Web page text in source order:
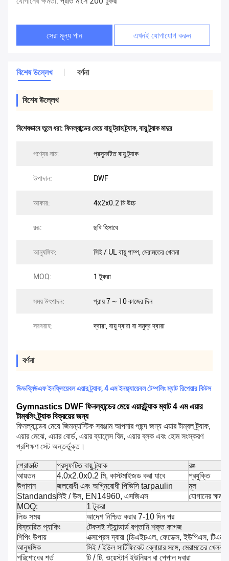
সেরা মূল্য পান এখনই যোগাযোগ করুন
বিশেষ উল্লেখ বর্ণনা
বিশেষ উল্লেখ
বিশেষভাবে তুলে ধরা: ফিনল্যান্ডের মেয়ে বায়ু ট্রাম ট্র্যাক,বায়ু ট্র্যাক মাদুর
পণ্যের নাম: প্রস্ফুটিত বায়ু ট্র্যাক
উপাদান: DWF
আকার: 4x2x0.2 মি উচ্চ
রঙ: ছবি হিসাবে
আনুষঙ্গিক: সিই / UL বায়ু পাম্প, মেরামতের খেলনা
MOQ: 1 টুকরা
সময় উৎপাদন: প্রায় 7 ~ 10 কাজের দিন
সরবরাহ: দ্বারা, বায়ু দ্বারা বা সমুদ্র দ্বারা
বর্ণনা
ডিডব্লিউএফ ইনফ্লিয়েবল এয়ার ট্র্যাক, 4 এম ইনফ্ল্যায়েবল টেম্পলিং ম্যাট রিপেয়ার কিটস
Gymnastics DWF ফিনল্যান্ডের মেয়ে এয়ারট্র্যাক ম্যাট 4 এম এয়ার
টাম্বলিং ট্র্যাক বিক্রয়ের জন্য
ফিনল্যান্ডের মেয়ে জিমন্যাস্টিক সরঞ্জাম আপনার পছন্দ জন্য এয়ার টাম্বল ট্র্যাক,
এয়ার মেঝে, এয়ার বোর্ড, এয়ার ব্যালেন্স বিম, এয়ার ব্লক এবং হোম সংস্করণ
প্রশিক্ষণ সেট অন্তর্ভুক্ত।
প্রোডাক্ট প্রস্ফুটিত বায়ু ট্র্যাক
রঙ
আয়তন
4.0x2.0x0.2 মি, কাস্টমাইজড করা যাবে
প্রযুক্তি
উপাদান
জলরোধী এবং অগ্নিরোধী পিভিসি tarpaulin
মূল
Standandsসিই / উল, EN14960, এসজিএস
যোগানের ক্ষমতা
MOQ:
1 টুকরা
লিড সময়
আদেশ নিশ্চিত করার 7-10 দিন পর
বিস্তারিত প্যাকিং
টেকসই স্ট্যান্ডার্ড রপ্তানি শক্ত কাগজ
শিপিং উপায়
এক্সপ্রেস দ্বারা (ডিএইচএল, ফেডেক্স, ইউপিএস,
আনুষঙ্গিক
সিই / ইউল সার্টিফিকেট ব্লোয়ার সঙ্গে, মেরামতের খেলনা
পরিশোধের শর্ত
টি / টি, ওয়েস্টার্ন ইউনিয়ন বা পেপাল দ্বারা